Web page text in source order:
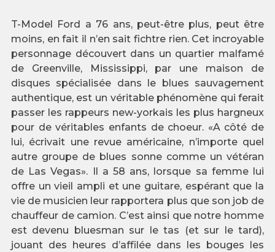
T-Model Ford a 76 ans, peut-être plus, peut être
moins, en fait il n’en sait fichtre rien. Cet incroyable
personnage découvert dans un quartier malfamé
de Greenville, Mississippi, par une maison de
disques spécialisée dans le blues sauvagement
authentique, est un véritable phénomène qui ferait
passer les rappeurs new-yorkais les plus hargneux
pour de véritables enfants de choeur. «A côté de
lui, écrivait une revue américaine, n’importe quel
autre groupe de blues sonne comme un vétéran
de Las Vegas». Il a 58 ans, lorsque sa femme lui
offre un vieil ampli et une guitare, espérant que la
vie de musicien leur rapportera plus que son job de
chauffeur de camion. C’est ainsi que notre homme
est devenu bluesman sur le tas (et sur le tard),
jouant des heures d’affilée dans les bouges les